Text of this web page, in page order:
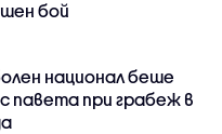
бой
национал беше
павета при грабеж в